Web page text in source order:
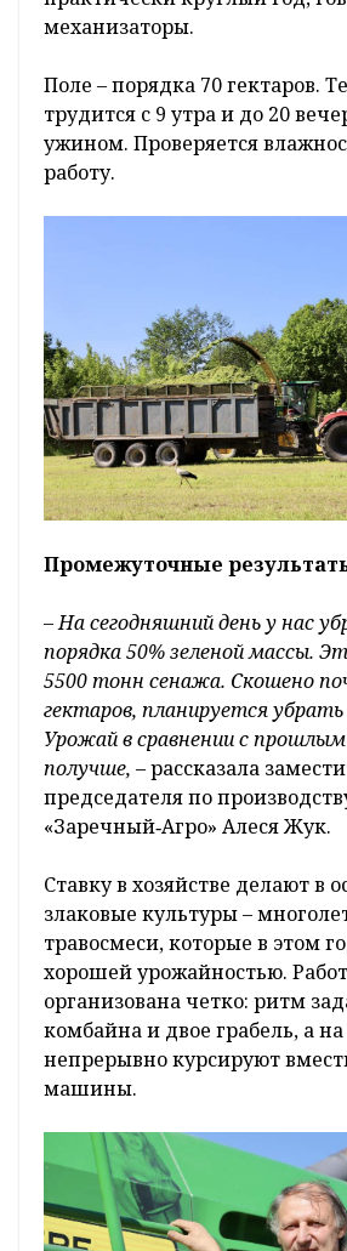
механизаторы.
Поле – порядка 70 гектаров.
трудится с 9 утра и до 20
ужином. Проверяется
работу.
Промежуточные
– На сегодняшний день у нас
порядка 50% зеленой массы.
5500 тонн сенажа. Скошено
гектаров, планируется
Урожай в сравнении с
получше, – рассказала
председателя по
«Заречный‑Агро» Алеся Жук.
Ставку в хозяйстве делают в
злаковые культуры –
травосмеси, которые в этом
хорошей урожайностью.
организована четко: ритм
комбайна и двое грабель, а на
непрерывно курсируют
машины.